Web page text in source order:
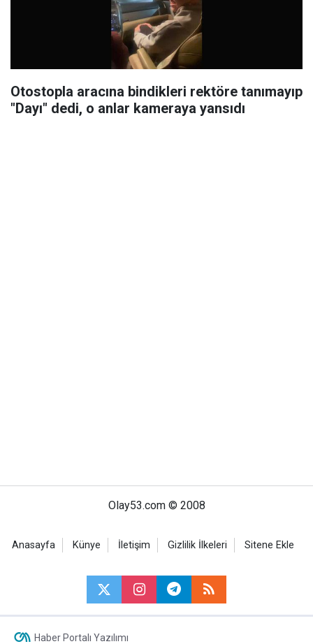
Otostopla aracına bindikleri rektöre tanımayıp
"Dayı" dedi, o anlar kameraya yansıdı
Olay53.com © 2008
Anasayfa Künye İletişim Gizlilik İlkeleri Sitene Ekle
Haber Portalı Yazılımı